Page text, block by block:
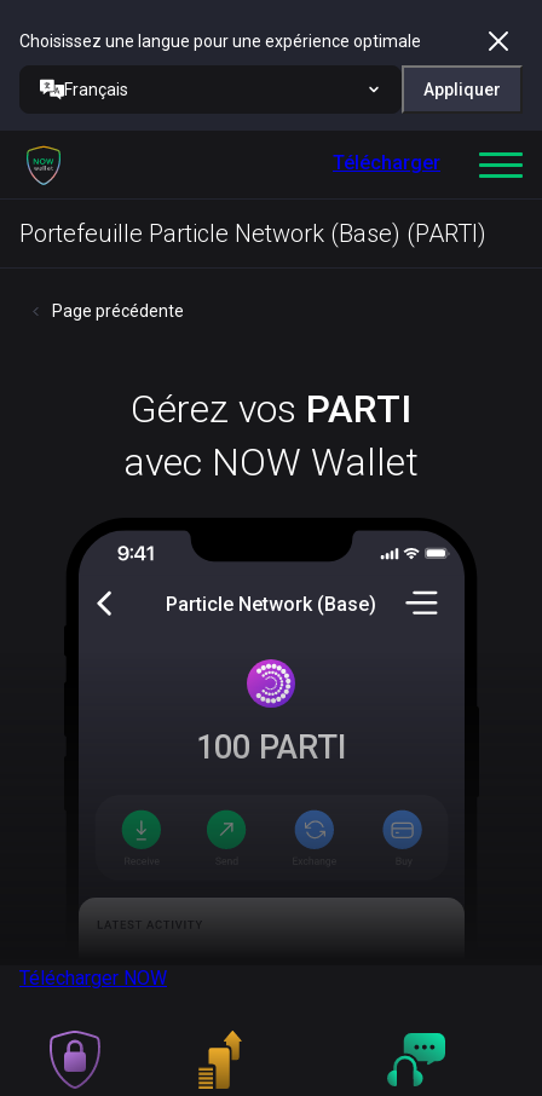
Choisissez une langue pour une expérience optimale
Français Appliquer
Télécharger
Portefeuille Particle Network (Base) (PARTI)
Page précédente
Gérez vos PARTI
avec NOW Wallet
Particle Network (Base)
100 PARTI
Télécharger NOW